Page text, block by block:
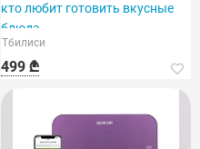
кто любит готовить вкусные
блюда.
Тбилиси
499 ₾